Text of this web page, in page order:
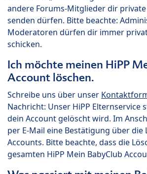
andere Forums-Mitglieder dir
senden dürfen. Bitte beachte:
Moderatoren dürfen dir immer
schicken.
Ich möchte meinen HiPP
Account löschen.
Schreibe uns über unser
Nachricht: Unser HiPP Elternservice
dein Account gelöscht wird. Im
per E-Mail eine Bestätigung über die
Accounts. Bitte beachte, dass die
gesamten HiPP Mein BabyClub